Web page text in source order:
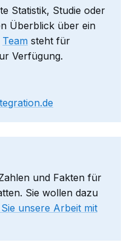
Statistik, Studie oder
Überblick über ein
Team steht für
Verfügung.
und Fakten für
Sie wollen dazu
unsere Arbeit mit